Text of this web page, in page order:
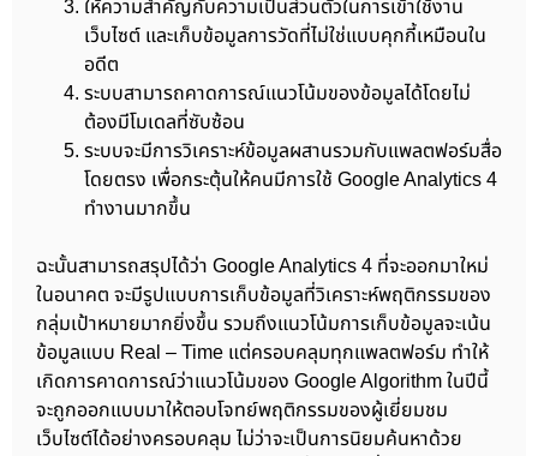
ให้ความสำคัญกับความเป็นส่วนตัวในการเข้าใช้งาน
เว็บไซต์ และเก็บข้อมูลการวัดที่ไม่ใช่แบบคุกกี้เหมือนใน
อดีต
ระบบสามารถคาดการณ์แนวโน้มของข้อมูลได้โดยไม่
ต้องมีโมเดลที่ซับซ้อน
ระบบจะมีการวิเคราะห์ข้อมูลผสานรวมกับแพลตฟอร์มสื่อ
โดยตรง เพื่อกระตุ้นให้คนมีการใช้ Google Analytics 4
ทำงานมากขึ้น
ฉะนั้นสามารถสรุปได้ว่า Google Analytics 4 ที่จะออกมาใหม่
ในอนาคต จะมีรูปแบบการเก็บข้อมูลที่วิเคราะห์พฤติกรรมของ
กลุ่มเป้าหมายมากยิ่งขึ้น รวมถึงแนวโน้มการเก็บข้อมูลจะเน้น
ข้อมูลแบบ Real – Time แต่ครอบคลุมทุกแพลตฟอร์ม ทำให้
เกิดการคาดการณ์ว่าแนวโน้มของ Google Algorithm ในปีนี้
จะถูกออกแบบมาให้ตอบโจทย์พฤติกรรมของผู้เยี่ยมชม
เว็บไซต์ได้อย่างครอบคลุม ไม่ว่าจะเป็นการนิยมค้นหาด้วย